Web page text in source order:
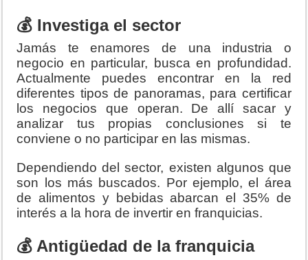
💰 Investiga el sector
Jamás te enamores de una industria o
negocio en particular, busca en profundidad.
Actualmente puedes encontrar en la red
diferentes tipos de panoramas, para certificar
los negocios que operan. De allí sacar y
analizar tus propias conclusiones si te
conviene o no participar en las mismas.
Dependiendo del sector, existen algunos que
son los más buscados. Por ejemplo, el área
de alimentos y bebidas abarcan el 35% de
interés a la hora de invertir en franquicias.
💰 Antigüedad de la franquicia